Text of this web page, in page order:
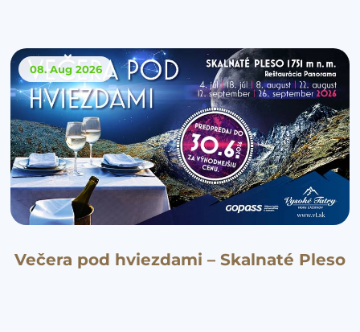
08. Aug 2026
Večera pod hviezdami – Skalnaté Pleso